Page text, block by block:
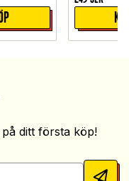
ditt första köp!